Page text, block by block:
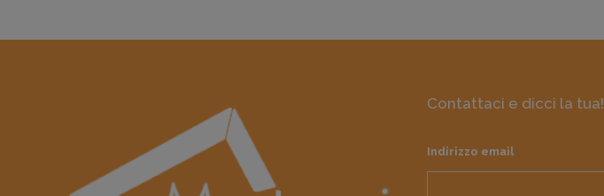
Contattaci e dicci la tua!
Indirizzo email